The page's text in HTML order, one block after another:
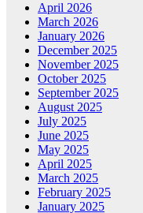
April 2026
March 2026
January 2026
December 2025
November 2025
October 2025
September 2025
August 2025
July 2025
June 2025
May 2025
April 2025
March 2025
February 2025
January 2025